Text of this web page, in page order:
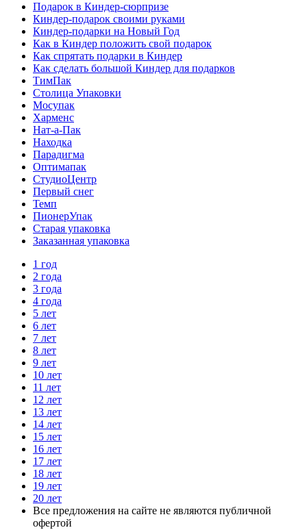
Подарок в Киндер-сюрпризе
Киндер-подарок своими руками
Киндер-подарки на Новый Год
Как в Киндер положить свой подарок
Как спрятать подарки в Киндер
Как сделать большой Киндер для подарков
ТимПак
Столица Упаковки
Мосупак
Харменс
Нат-а-Пак
Находка
Парадигма
Оптимапак
СтудиоЦентр
Первый снег
Темп
ПионерУпак
Старая упаковка
Заказанная упаковка
1 год
2 года
3 года
4 года
5 лет
6 лет
7 лет
8 лет
9 лет
10 лет
11 лет
12 лет
13 лет
14 лет
15 лет
16 лет
17 лет
18 лет
19 лет
20 лет
Все предложения на сайте не являются публичной
офертой